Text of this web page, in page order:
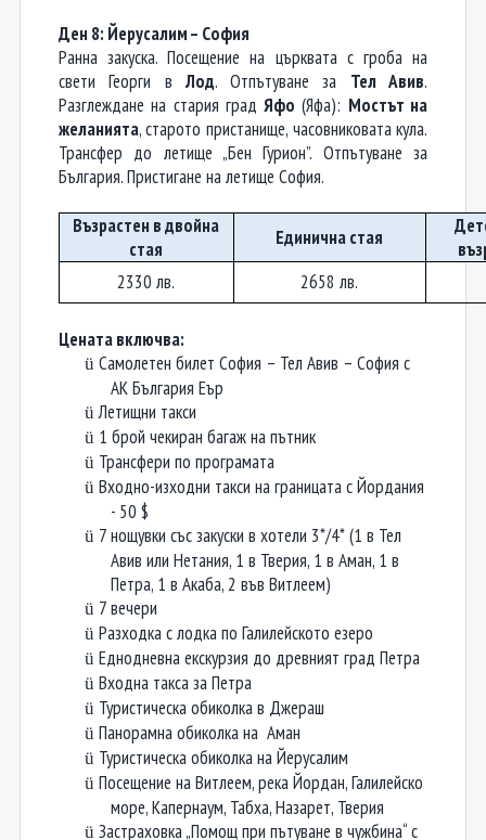
Ден 8: Йерусалим – София
Ранна закуска. Посещение на църквата с гроба на
свети Георги в Лод. Отпътуване за Тел Авив.
Разглеждане на стария градЯфо (Яфа): Мостът на
желанията, старото пристанище, часовниковата кула.
Трансфер до летище „Бен Гурион”. Отпътуване за
България. Пристигане на летище София.
Възрастен в двойна
стая
Единична стая
2330 лв. 2658 лв.
Цената включва:
ü Самолетен билет София – Тел Авив – София с
АК България Еър
ü Летищни такси
ü 1 брой чекиран багаж на пътник
ü Трансфери по програмата
ü Входно-изходни такси на границата с Йордания
- 50 $
ü 7 нощувки със закуски в хотели 3*/4* (1 в Тел
Авив или Нетания, 1 в Тверия, 1 в Аман, 1 в
Петра, 1 в Акаба, 2 във Витлеем)
ü 7 вечери
ü Разходка с лодка по Галилейското езеро
ü Еднодневна екскурзия до древният град Петра
ü Входна такса за Петра
ü Туристическа обиколка в Джераш
ü Панорамна обиколка на Аман
ü Туристическа обиколка на Йерусалим
ü Посещение на Витлеем, река Йордан, Галилейско
море, Капернаум, Табха, Назарет, Тверия
ü Застраховка „Помощ при пътуване в чужбина“ с